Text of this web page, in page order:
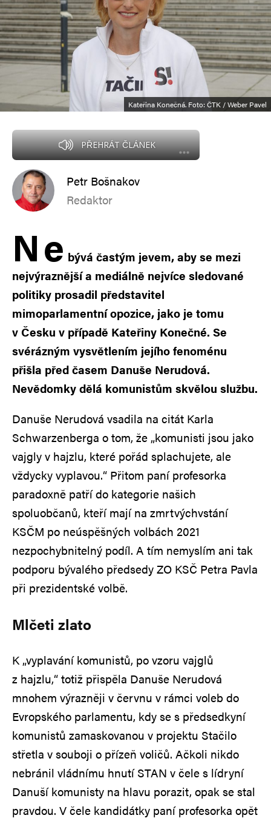
Kateřina Konečná. Foto: ČTK / Weber Pavel
PŘEHRÁT ČLÁNEK
Petr Bošnakov
Redaktor
Ne bývá častým jevem, aby se mezi
nejvýraznější a mediálně nejvíce sledované
politiky prosadil představitel
mimoparlamentní opozice, jako je tomu
v Česku v případě Kateřiny Konečné. Se
svérázným vysvětlením jejího fenoménu
přišla před časem Danuše Nerudová.
Nevědomky dělá komunistům skvělou službu.
Danuše Nerudová vsadila na citát Karla
Schwarzenberga o tom, že „komunisti jsou jako
vajgly v hajzlu, které pořád splachujete, ale
vždycky vyplavou.“ Přitom paní profesorka
paradoxně patří do kategorie našich
spoluobčanů, kteří mají na zmrtvýchvstání
KSČM po neúspěšných volbách 2021
nezpochybnitelný podíl. A tím nemyslím ani tak
podporu bývalého předsedy ZO KSČ Petra Pavla
při prezidentské volbě.
Mlčeti zlato
K „vyplavání komunistů, po vzoru vajglů
z hajzlu,“ totiž přispěla Danuše Nerudová
mnohem výrazněji v červnu v rámci voleb do
Evropského parlamentu, kdy se s předsedkyní
komunistů zamaskovanou v projektu Stačilo
střetla v souboji o přízeň voličů. Ačkoli nikdo
nebránil vládnímu hnutí STAN v čele s lídryní
Danuší komunisty na hlavu porazit, opak se stal
pravdou. V čele kandidátky paní profesorka opět